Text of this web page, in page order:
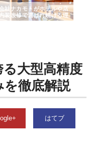
社ナカモトがホテルや店
装改修で選ばれ続ける理
大型高精度
を徹底解説
はてブ